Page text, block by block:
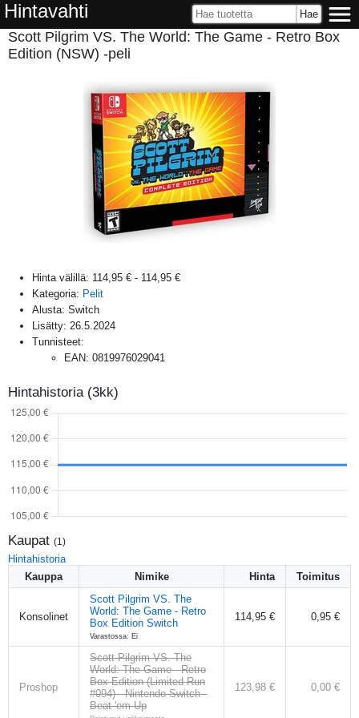
Hintavahti
Scott Pilgrim VS. The World: The Game - Retro Box
Edition (NSW) -peli
Hinta välillä: 114,95 € - 114,95 €
Kategoria: Pelit
Alusta: Switch
Lisätty: 26.5.2024
Tunnisteet:
EAN: 0819976029041
Hintahistoria (3kk)
Kaupat (1 )
Hintahistoria
Kauppa
Nimike Hinta Toimitus
Konsolinet
Scott Pilgrim VS. The
World: The Game - Retro
Box Edition Switch
Varastossa: Ei
114,95 € 0,95 €
Proshop
Scott Pilgrim VS. The
World: The Game - Retro
Box Edition (Limited Run
#094) - Nintendo Switch -
Beat 'em Up
123,98 € 0,00 €